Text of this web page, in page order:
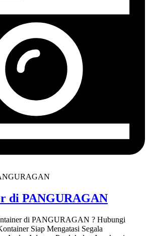
di PANGURAGAN
di PANGURAGAN ? Hubungi
Siap Mengatasi Segala